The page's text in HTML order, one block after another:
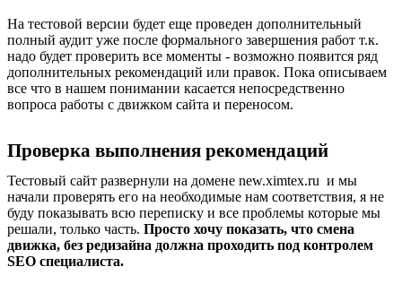
На тестовой версии будет еще проведен дополнительный
полный аудит уже после формального завершения работ т.к.
надо будет проверить все моменты - возможно появится ряд
дополнительных рекомендаций или правок. Пока описываем
все что в нашем понимании касается непосредственно
вопроса работы с движком сайта и переносом.
Проверка выполнения рекомендаций
Тестовый сайт развернули на домене new.ximtex.ru и мы
начали проверять его на необходимые нам соответствия, я не
буду показывать всю переписку и все проблемы которые мы
решали, только часть. Просто хочу показать, что смена
движка, без редизайна должна проходить под контролем
SEO специалиста.